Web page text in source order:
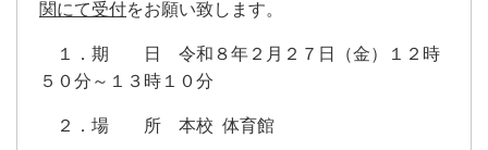
関にて受付をお願い致します。
１．期 日 令和８年２月２７日（金）１２時
５０分～１３時１０分
２．場 所 本校 体育館